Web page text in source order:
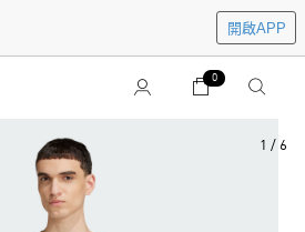
開啟APP
0
1 / 6